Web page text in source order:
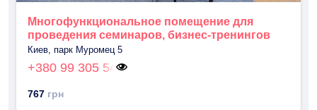
Многофункциональное помещение для
проведения семинаров, бизнес-тренингов
Киев, парк Муромец 5
+380 99 305 54
767 грн